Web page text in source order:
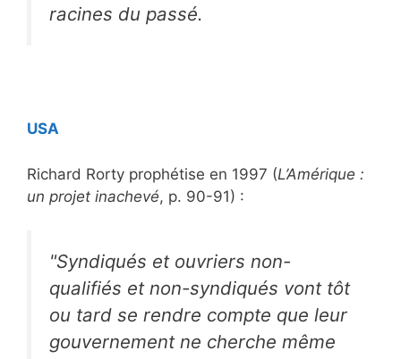
racines du passé.
USA
Richard Rorty prophétise en 1997 (L’Amérique :
un projet inachevé, p. 90-91) :
"Syndiqués et ouvriers non-
qualifiés et non-syndiqués vont tôt
ou tard se rendre compte que leur
gouvernement ne cherche même